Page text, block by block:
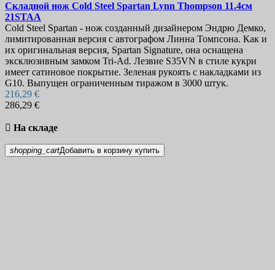
Складной нож Cold Steel Spartan Lynn Thompson 11.4см
21STAA
Cold Steel Spartan - нож созданный дизайнером Эндрю Демко,
лимитированная версия с автографом Линна Томпсона. Как и
их оригинальная версия, Spartan Signature, она оснащена
эксклюзивным замком Tri-Ad. Лезвие S35VN в стиле кукри
имеет сатиновое покрытие. Зеленая рукоять с накладками из
G10. Выпущен ограниченным тиражом в 3000 штук.
216,29 €
286,29 €
 На складе
shopping_cartДобавить в корзину купить